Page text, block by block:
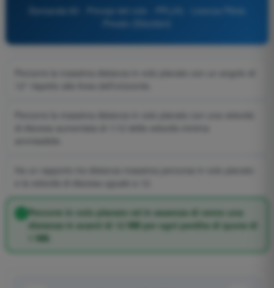
Percorre in volo planato ed in assenza di vento una
distanza in avanti di 12 NM per ogni perdita di quota di
1 NM.